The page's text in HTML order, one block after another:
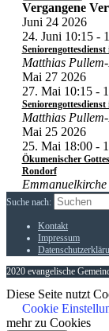
Vergangene
Juni 24 2026
24. Juni 10:15-
Matthias
Mai 27 2026
27. Mai 10:15-
Matthias
Mai 25 2026
25. Mai 18:00-
Ökumenischer
Rondorf
Suche nach:
Kontakt
Impressum
2020 evangelische
Diese Seite nutzt
Cookie
mehr zu Cookies